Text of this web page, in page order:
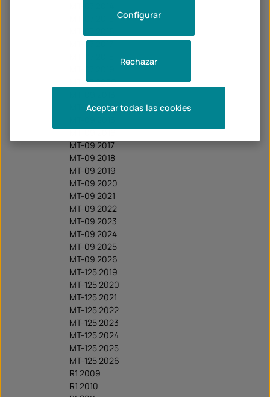
MT-07 2017
MT-07 2020
MT-09 2014
MT-09 2017
MT-09 2018
MT-09 2019
MT-09 2020
MT-09 2021
MT-09 2022
MT-09 2023
MT-09 2024
MT-09 2025
MT-09 2026
MT-125 2019
MT-125 2020
MT-125 2021
MT-125 2022
MT-125 2023
MT-125 2024
MT-125 2025
MT-125 2026
R1 2009
R1 2010
Rechazar
Configurar
Aceptar todas las cookies